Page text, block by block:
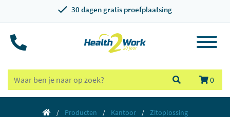
30 dagen gratis proefplaatsing
0
Producten Kantoor
Zitoplossing